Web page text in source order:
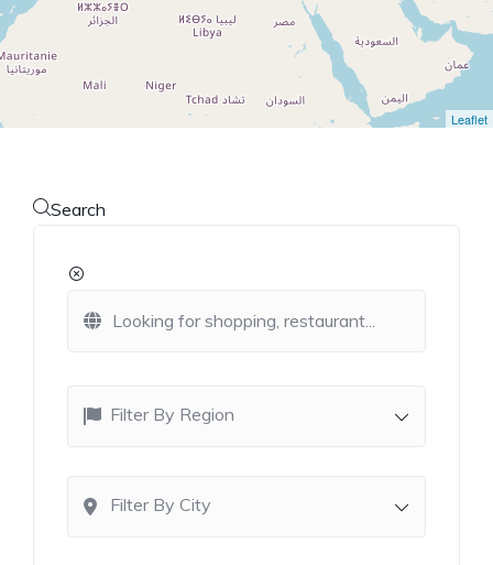
Leaflet
Search
Filter By Region
Filter By City